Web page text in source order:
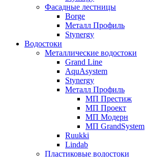
Фасадные лестницы
Borge
Металл Профиль
Stynergy
Водостоки
Металлические водостоки
Grand Line
AquAsystem
Stynergy
Металл Профиль
МП Престиж
МП Проект
МП Модерн
МП GrandSystem
Ruukki
Lindab
Пластиковые водостоки